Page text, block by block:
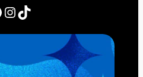
InstagramTikTok